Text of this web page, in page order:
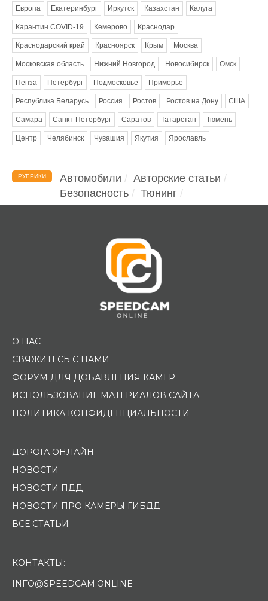
Европа Екатеринбург Иркутск Казахстан Калуга
Карантин COVID-19 Кемерово Краснодар
Краснодарский край Красноярск Крым Москва
Московская область Нижний Новгород Новосибирск Омск
Пенза Петербург Подмосковье Приморье
Республика Беларусь Россия Ростов Ростов на Дону США
Самара Санкт-Петербург Саратов Татарстан Тюмень
Центр Челябинск Чувашия Якутия Ярославль
РУБРИКИ Автомобили
Авторские статьи
Безопасность
Тюнинг
Помощь водителю
О НАС
СВЯЖИТЕСЬ С НАМИ
ФОРУМ ДЛЯ ДОБАВЛЕНИЯ КАМЕР
ИСПОЛЬЗОВАНИЕ МАТЕРИАЛОВ САЙТА
ПОЛИТИКА КОНФИДЕНЦИАЛЬНОСТИ
ДОРОГА ОНЛАЙН
НОВОСТИ
НОВОСТИ ПДД
НОВОСТИ ПРО КАМЕРЫ ГИБДД
ВСЕ СТАТЬИ
КОНТАКТЫ:
INFO@SPEEDCAM.ONLINE